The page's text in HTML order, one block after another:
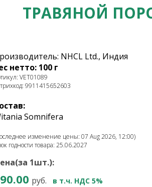
ТРАВЯНОЙ
NHCL Ltd., Индия
нетто: 100 г
VET01089
9911415652603
Somnifera
изменение цены: 07 Aug 2026, 12:00)
годности товара: 25.06.2027
1шт.):
руб. в т.ч. НДС 5%